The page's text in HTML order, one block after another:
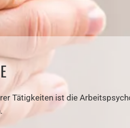
Tätigkeiten ist die